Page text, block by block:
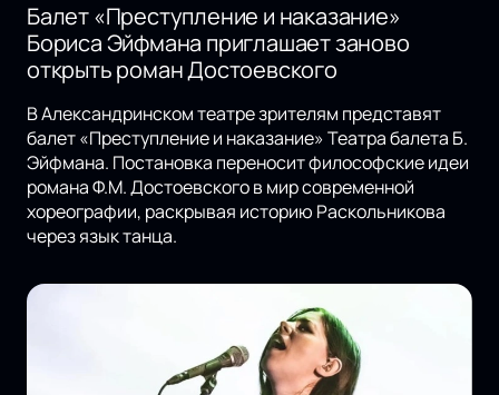
Балет «Преступление и наказание»
Бориса Эйфмана приглашает заново
открыть роман Достоевского
В Александринском театре зрителям представят
балет «Преступление и наказание» Театра балета Б.
Эйфмана. Постановка переносит философские идеи
романа Ф.М. Достоевского в мир современной
хореографии, раскрывая историю Раскольникова
через язык танца.